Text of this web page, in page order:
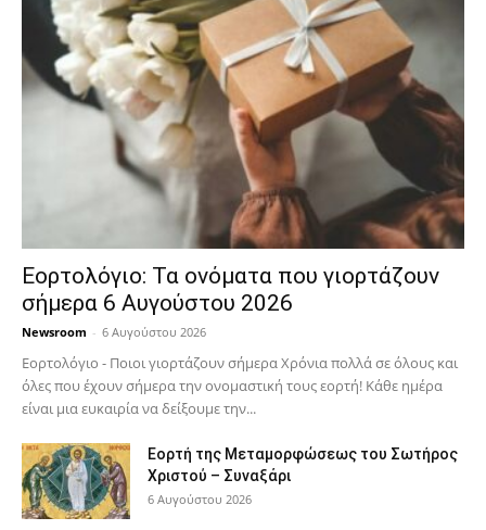
Εορτολόγιο: Τα ονόματα που γιορτάζουν
σήμερα 6 Αυγούστου 2026
Newsroom - 6 Αυγούστου 2026
Εορτολόγιο - Ποιοι γιορτάζουν σήμερα Χρόνια πολλά σε όλους και
όλες που έχουν σήμερα την ονομαστική τους εορτή! Κάθε ημέρα
είναι μια ευκαιρία να δείξουμε την...
Εορτή της Μεταμορφώσεως του Σωτήρος
Χριστού – Συναξάρι
6 Αυγούστου 2026